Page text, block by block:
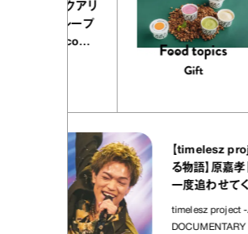
atelier NOLE（イクアリ
エ ノーレ）』のミルクレープ
ルバニーユほか｜chico
【timelesz project ＃こ
る物語】原嘉孝「タイプ
一度追わせてくれた場所
timelesz project -
DOCUMENTARY